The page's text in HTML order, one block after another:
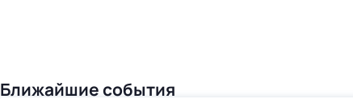
Ближайшие события